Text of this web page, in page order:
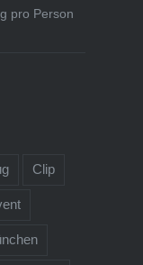
pro Person
Clip